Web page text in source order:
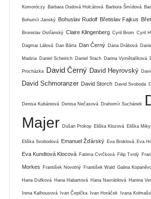
Komoróczy Barbara Oudová Holcátová Barbora Šmídová
Bohumír Janský Bohuslav Rudolf Břetislav Fajkus
Bronislav Ostřanský Claire Klingenberg Cyril Brom Cyril
Dagmar Lálová Dan Bárta Dan Černý Dana Drábová
Madzia Daniel Scheirich Daniel Stach Darina Vymětalíková
Procházka David Černý David Heyrovský
David Schmoranzer David Storch David Svoboda
Denisa Kubániová Denisa Nečasová Drahomír Suchánek
Majer Dušan Prokop Eliška Klozová Eliška
Eliška Svobodová Emanuel Žďárský Eva Broklová Eva
Eva Kundtová Klocová Fatima Cvrčková Filip Tvrdý
Morkes František Novotný František Wald Galina
Hana Dufková Hana Habartová Hana Navrátilová Hanina
Irena Kalhousová Ivan Čepička Ivan Horáček Ivana